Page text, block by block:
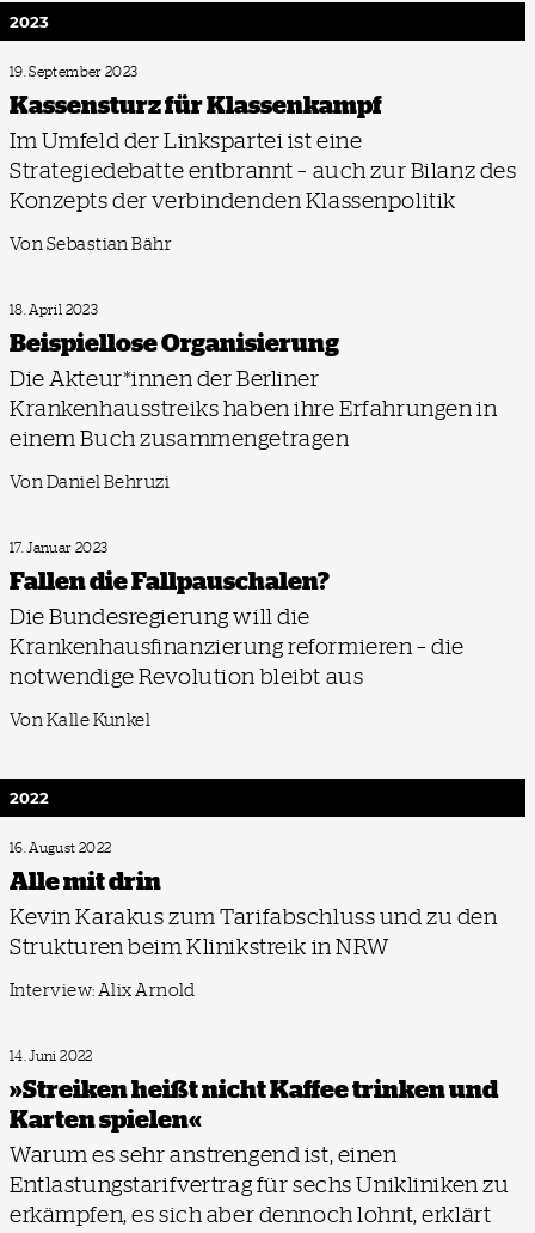
2023
19. September 2023
Kassensturz für Klassenkampf
Im Umfeld der Linkspartei ist eine
Strategiedebatte entbrannt – auch zur Bilanz des
Konzepts der verbindenden Klassenpolitik
Von Sebastian Bähr
18. April 2023
Beispiellose Organisierung
Die Akteur*innen der Berliner
Krankenhausstreiks haben ihre Erfahrungen in
einem Buch zusammengetragen
Von Daniel Behruzi
17. Januar 2023
Fallen die Fall­pauschalen?
Die Bundesregierung will die
Krankenhausfinanzierung reformieren – die
notwendige Revolution bleibt aus
Von Kalle Kunkel
2022
16. August 2022
Alle mit drin
Kevin Karakus zum Tarifabschluss und zu den
Strukturen beim Klinikstreik in NRW
Interview: Alix Arnold
14. Juni 2022
»Streiken heißt nicht Kaffee trinken und
Karten spielen«
Warum es sehr anstrengend ist, einen
Entlastungstarifvertrag für sechs Unikliniken zu
erkämpfen, es sich aber dennoch lohnt, erklärt